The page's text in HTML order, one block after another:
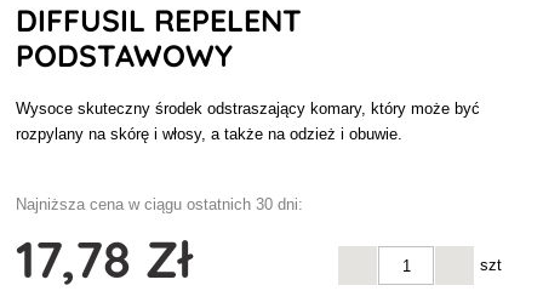
DIFFUSIL REPELENT
PODSTAWOWY
Wysoce skuteczny środek odstraszający komary, który może być
rozpylany na skórę i włosy, a także na odzież i obuwie.
Najniższa cena w ciągu ostatnich 30 dni:
17,78 Zł szt